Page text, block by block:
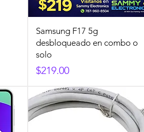
Samsung F17 5g
desbloqueado en combo o
solo
Precio
$219.00